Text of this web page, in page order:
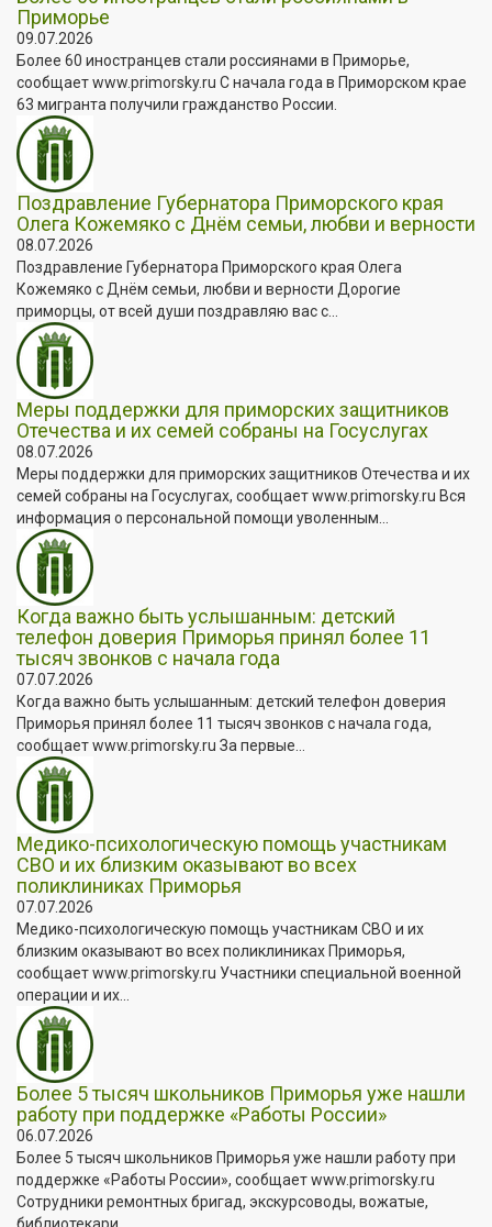
Приморье
09.07.2026
Более 60 иностранцев стали россиянами в Приморье,
сообщает www.primorsky.ru С начала года в Приморском крае
63 мигранта получили гражданство России.
Поздравление Губернатора Приморского края
Олега Кожемяко с Днём семьи, любви и верности
08.07.2026
Поздравление Губернатора Приморского края Олега
Кожемяко с Днём семьи, любви и верности Дорогие
приморцы, от всей души поздравляю вас с...
Меры поддержки для приморских защитников
Отечества и их семей собраны на Госуслугах
08.07.2026
Меры поддержки для приморских защитников Отечества и их
семей собраны на Госуслугах, сообщает www.primorsky.ru Вся
информация о персональной помощи уволенным...
Когда важно быть услышанным: детский
телефон доверия Приморья принял более 11
тысяч звонков с начала года
07.07.2026
Когда важно быть услышанным: детский телефон доверия
Приморья принял более 11 тысяч звонков с начала года,
сообщает www.primorsky.ru За первые...
Медико-психологическую помощь участникам
СВО и их близким оказывают во всех
поликлиниках Приморья
07.07.2026
Медико-психологическую помощь участникам СВО и их
близким оказывают во всех поликлиниках Приморья,
сообщает www.primorsky.ru Участники специальной военной
операции и их...
Более 5 тысяч школьников Приморья уже нашли
работу при поддержке «Работы России»
06.07.2026
Более 5 тысяч школьников Приморья уже нашли работу при
поддержке «Работы России», сообщает www.primorsky.ru
Сотрудники ремонтных бригад, экскурсоводы, вожатые,